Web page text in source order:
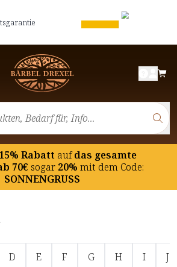
Rabatt aufdas gesamte
70€ sogar20% mit dem Code:
SONNENGRUSS
D E F G H I J